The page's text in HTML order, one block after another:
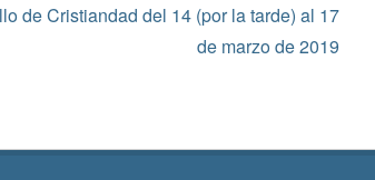
de Cristiandad del 14 (por la tarde) al 17
de marzo de 2019